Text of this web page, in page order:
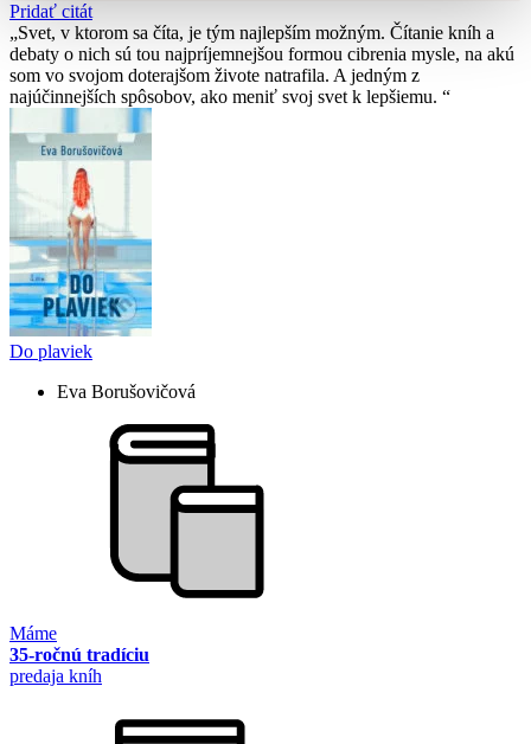
Pridať citát
Svet, v ktorom sa číta, je tým najlepším možným. Čítanie kníh a
debaty o nich sú tou najpríjemnejšou formou cibrenia mysle, na akú
som vo svojom doterajšom živote natrafila. A jedným z
najúčinnejších spôsobov, ako meniť svoj svet k lepšiemu.
Do plaviek
Eva Borušovičová
Máme
35-ročnú tradíciu
predaja kníh